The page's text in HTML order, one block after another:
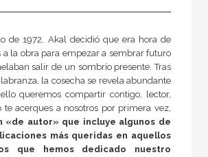
de 1972, Akal decidió que era hora de
a la obra para empezar a sembrar futuro
salir de un sombrío presente. Tras
la cosecha se revela abundante
queremos compartir contigo, lector,
te acerques a nosotros por primera vez,
«de autor» que incluye algunos de
más queridas en aquellos
que hemos dedicado nuestro